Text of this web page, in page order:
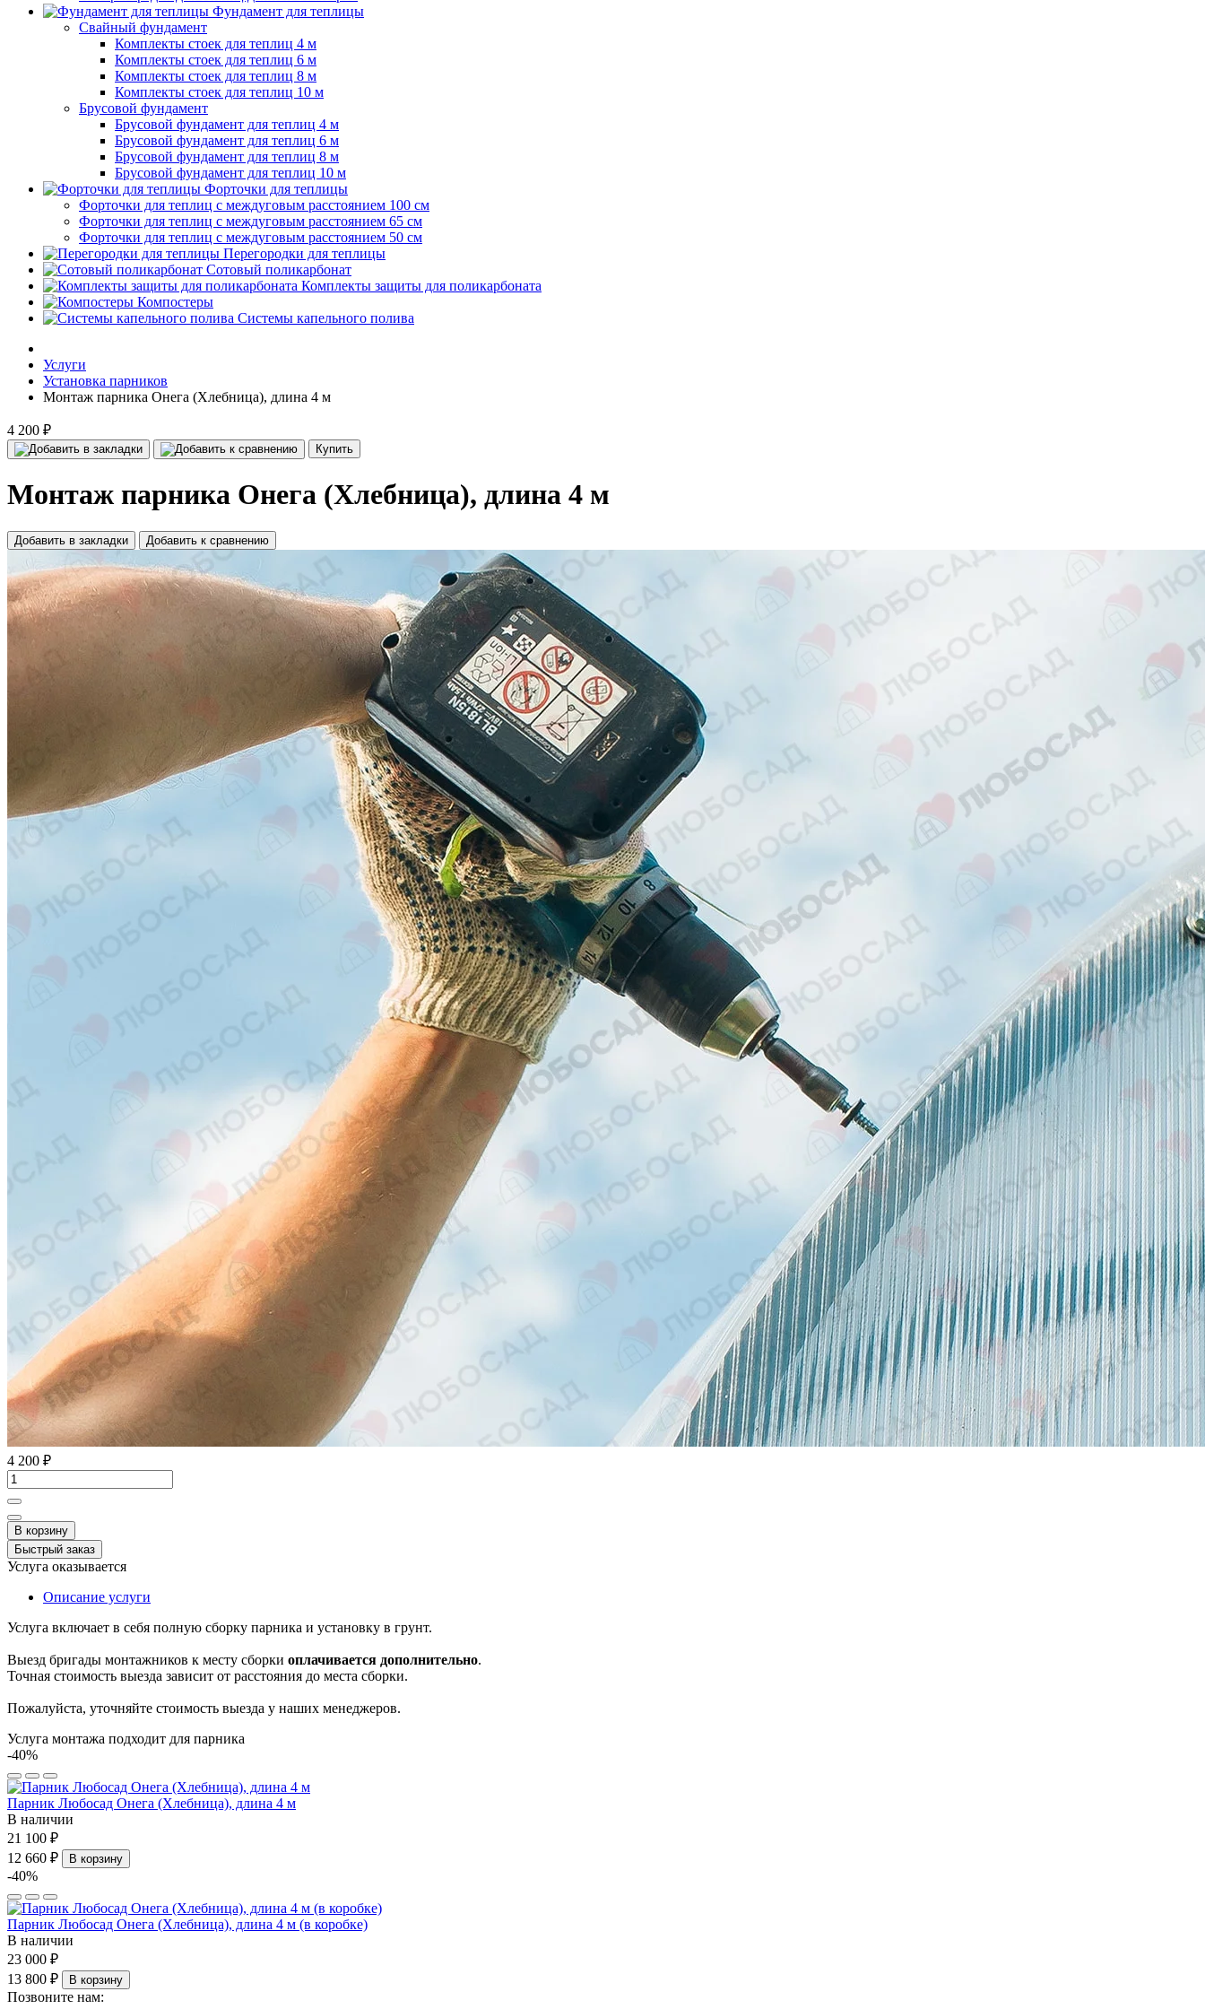
Фундамент для теплицы
Свайный фундамент
Комплекты стоек для теплиц 4 м
Комплекты стоек для теплиц 6 м
Комплекты стоек для теплиц 8 м
Комплекты стоек для теплиц 10 м
Брусовой фундамент
Брусовой фундамент для теплиц 4 м
Брусовой фундамент для теплиц 6 м
Брусовой фундамент для теплиц 8 м
Брусовой фундамент для теплиц 10 м
Форточки для теплицы
Форточки для теплиц с междуговым расстоянием 100 см
Форточки для теплиц с междуговым расстоянием 65 см
Форточки для теплиц с междуговым расстоянием 50 см
Перегородки для теплицы
Сотовый поликарбонат
Комплекты защиты для поликарбоната
Компостеры
Системы капельного полива
Услуги
Установка парников
Монтаж парника Онега (Хлебница), длина 4 м
4 200 ₽
Купить
Монтаж парника Онега (Хлебница), длина 4 м
Добавить в закладки Добавить к сравнению
4 200 ₽
В корзину
Быстрый заказ
Услуга оказывается
Описание услуги
Услуга включает в себя полную сборку парника и установку в грунт.
Выезд бригады монтажников к месту сборки оплачивается дополнительно.
Точная стоимость выезда зависит от расстояния до места сборки.
Пожалуйста, уточняйте стоимость выезда у наших менеджеров.
Услуга монтажа подходит для парника
-40%
Парник Любосад Онега (Хлебница), длина 4 м
В наличии
21 100 ₽
12 660 ₽
В корзину
-40%
Парник Любосад Онега (Хлебница), длина 4 м (в коробке)
В наличии
23 000 ₽
13 800 ₽
В корзину
Позвоните нам: